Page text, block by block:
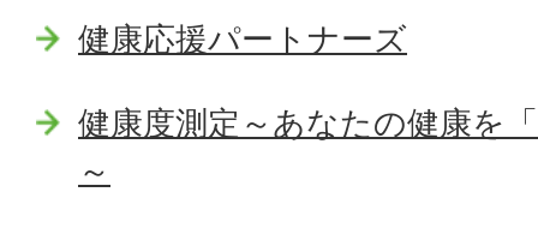
健康応援パートナーズ
健康度測定～あなたの健康を
～